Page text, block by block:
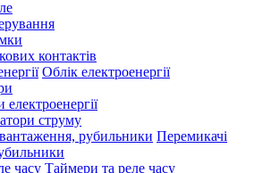
контактів
Облік електроенергії
струму
Перемикачі
Таймери та реле часу